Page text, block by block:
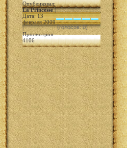
Опубликовал:
La Princesse|
Дата: 13
февраля 2009
|
Просмотров:
4106
(голосов: 0)